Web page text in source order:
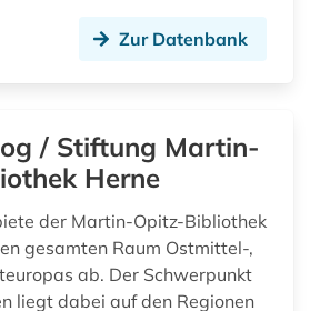
Zur Datenbank
/ Stiftung Martin-
Herne
der Martin-Opitz-Bibliothek
gesamten Raum Ostmittel-,
ab. Der Schwerpunkt
liegt dabei auf den Regionen